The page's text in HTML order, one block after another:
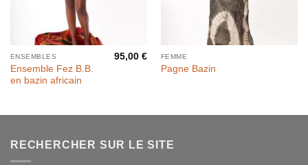
ENSEMBLES
Ensemble Fez B.B.
en bazin africain
95,00€ FEMME
Pagne Bazin
RECHERCHER SUR LE SITE